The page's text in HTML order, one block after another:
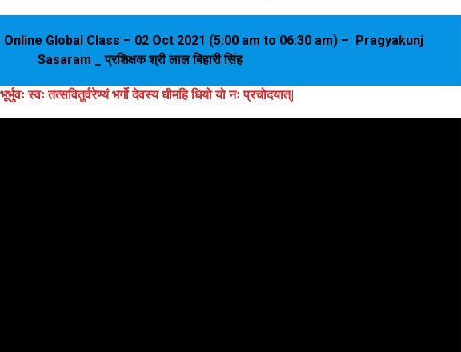
Online Global Class – 02 Oct 2021 (5:00 am to 06:30 am) – Pragyakunj
Sasaram _ प्रशिक्षक श्री लाल बिहारी सिंह
स्‍वः तत्‍सवितुर्वरेण्‍यं भर्गो देवस्य धीमहि धियो यो नः प्रचोदयात्‌|